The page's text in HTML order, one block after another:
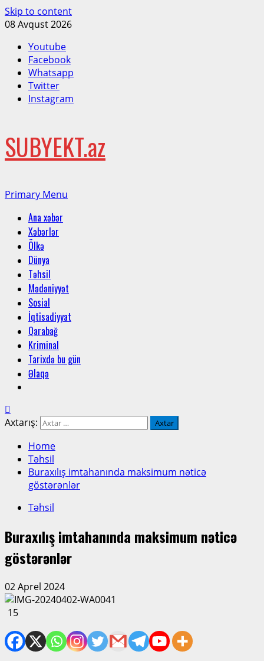
Skip to content
08 Avqust 2026
Youtube
Facebook
Whatsapp
Twitter
Instagram
SUBYEKT.az
Primary Menu
Ana xəbər
Xəbərlər
Ölkə
Dünya
Təhsil
Mədəniyyət
Sosial
İqtisadiyyat
Qarabağ
Kriminal
Tarixdə bu gün
Əlaqə
Axtarış:
Home
Təhsil
Buraxılış imtahanında maksimum nəticə
göstərənlər
Təhsil
Buraxılış imtahanında maksimum nəticə
göstərənlər
02 Aprel 2024
15